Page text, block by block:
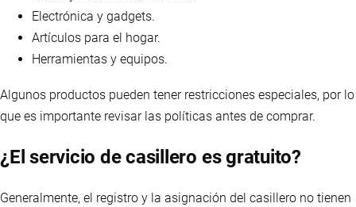
Electrónica y gadgets.
Artículos para el hogar.
Herramientas y equipos.
Algunos productos pueden tener restricciones especiales, por lo
que es importante revisar las políticas antes de comprar.
¿El servicio de casillero es gratuito?
Generalmente, el registro y la asignación del casillero no tienen